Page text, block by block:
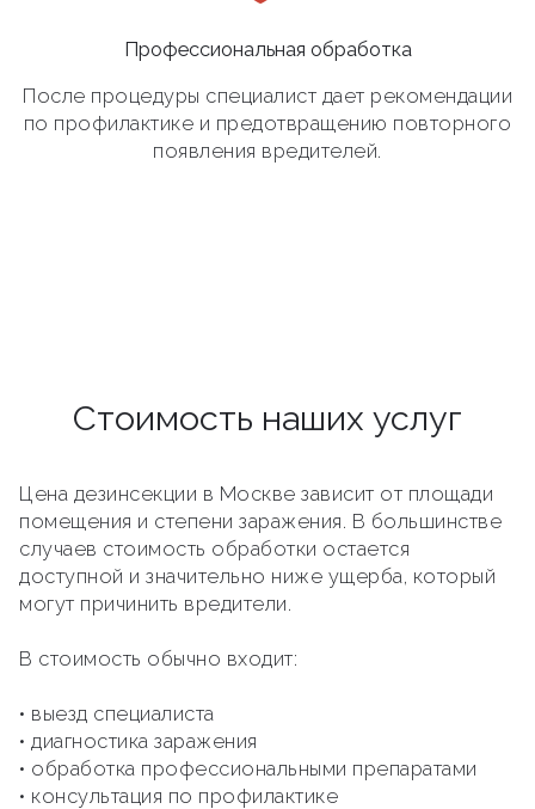
Профессиональная обработка
После процедуры специалист дает рекомендации
по профилактике и предотвращению повторного
появления вредителей.
Стоимость наших услуг
Цена дезинсекции в Москве зависит от площади
помещения и степени заражения. В большинстве
случаев стоимость обработки остается
доступной и значительно ниже ущерба, который
могут причинить вредители.
В стоимость обычно входит:
• выезд специалиста
• диагностика заражения
• обработка профессиональными препаратами
• консультация по профилактике